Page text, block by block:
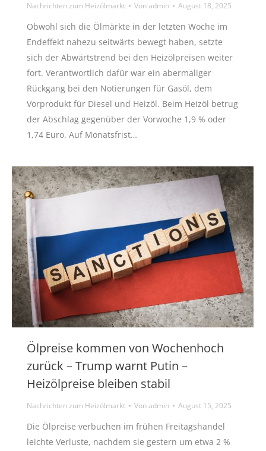
Nachrichten zum Heizölmarkt Vonadmin August 18, 2025
Obwohl sich die Ölmärkte in der letzten Woche im
Endeffekt nahezu seitwärts bewegt haben, setzte
sich der Abwärtstrend bei den Heizölpreisen weiter
fort. Verantwortlich dafür war ein abermaliger
Rückgang bei den Notierungen für Gasöl, dem
Vorprodukt für Diesel und Heizöl. Beim Heizöl betrug
der Abschlag gegenüber der Vorwoche 1,9 % oder
1,74 Euro. Auf Monatsfrist…
Ölpreise kommen von Wochenhoch
zurück – Trump warnt Putin –
Heizölpreise bleiben stabil
Nachrichten zum Heizölmarkt Vonadmin August 15, 2025
Die Ölpreise verbuchen im frühen Freitagshandel
leichte Verluste, nachdem sie gestern um etwa 2 %